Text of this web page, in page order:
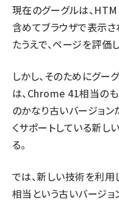
現在のグーグルは、
含めてブラウザで表示さ
たうえで、ページを評価
しかし、そのためにグー
は、Chrome 41相当の
のかなり古いバージョン
くサポートしている新
る。
では、新しい技術を利
相当という古いバージ